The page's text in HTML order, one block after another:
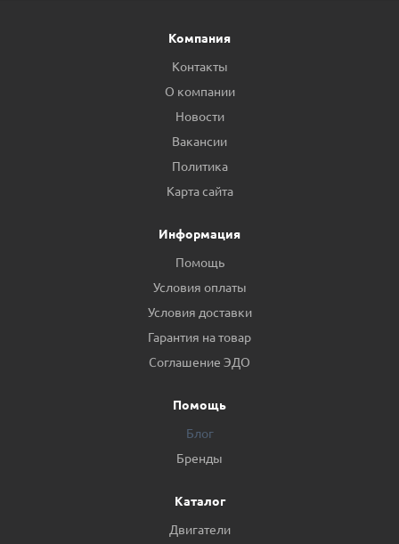
Компания
Контакты
О компании
Новости
Вакансии
Политика
Карта сайта
Информация
Помощь
Условия оплаты
Условия доставки
Гарантия на товар
Соглашение ЭДО
Помощь
Блог
Бренды
Каталог
Двигатели